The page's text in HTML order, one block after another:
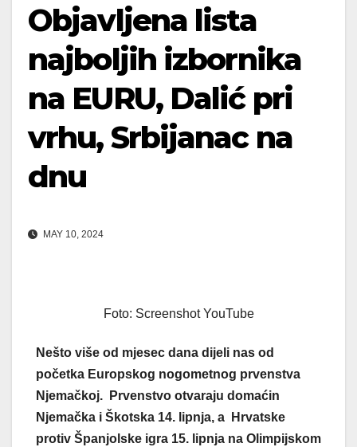
Objavljena lista
najboljih izbornika
na EURU, Dalić pri
vrhu, Srbijanac na
dnu
MAY 10, 2024
Foto: Screenshot YouTube
Nešto više od mjesec dana dijeli nas od
početka Europskog nogometnog prvenstva
Njemačkoj. Prvenstvo otvaraju domaćin
Njemačka i Škotska 14. lipnja, a Hrvatske
protiv Španjolske igra 15. lipnja na Olimpijskom